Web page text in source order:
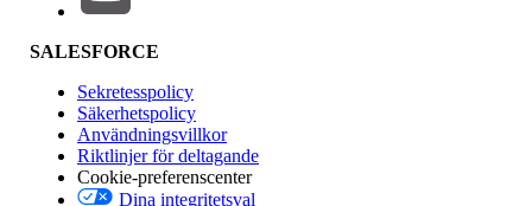
Funktionspåverkan
Version
SALESFORCE
Sekretesspolicy
Säkerhetspolicy
Användningsvillkor
Riktlinjer för deltagande
Cookie-preferenscenter
Dina integritetsval